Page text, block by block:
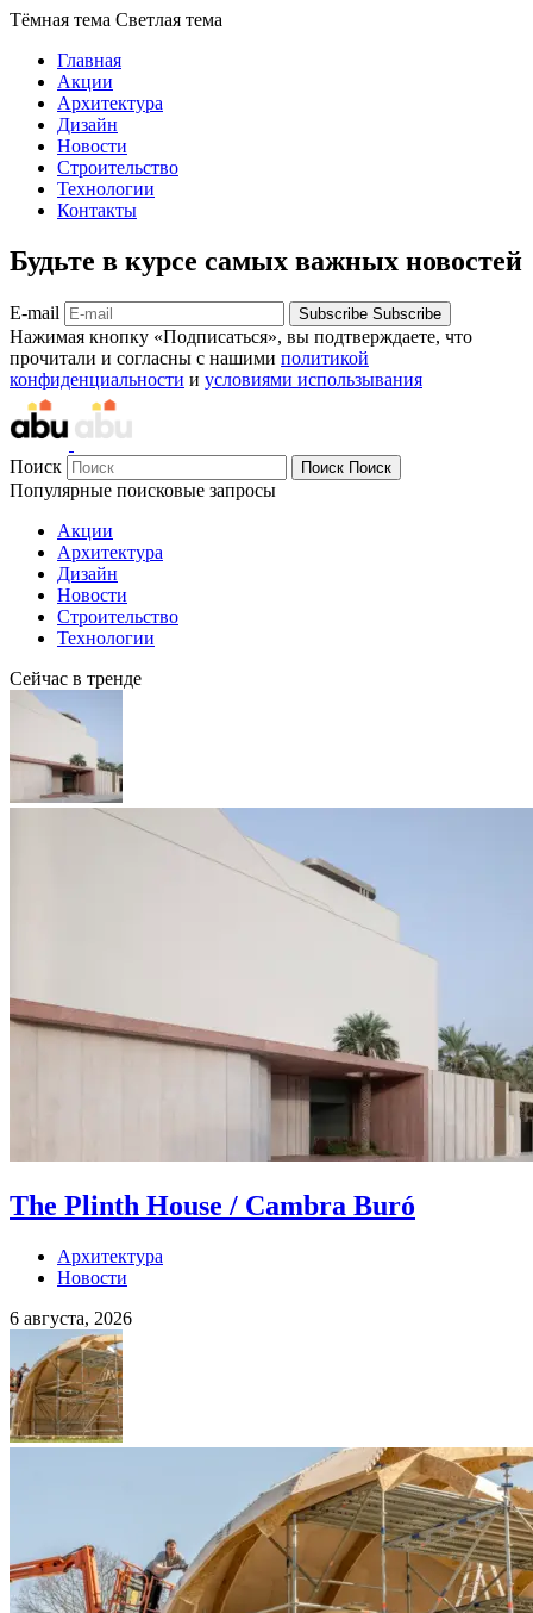
Тёмная тема Светлая тема
Главная
Акции
Архитектура
Дизайн
Новости
Строительство
Технологии
Контакты
Будьте в курсе самых важных новостей
E-mail Subscribe Subscribe
Нажимая кнопку «Подписаться», вы подтверждаете, что
прочитали и согласны с нашими политикой
конфиденциальности и условиями использывания
Поиск Поиск Поиск
Популярные поисковые запросы
Акции
Архитектура
Дизайн
Новости
Строительство
Технологии
Сейчас в тренде
The Plinth House / Cambra Buró
Архитектура
Новости
6 августа, 2026